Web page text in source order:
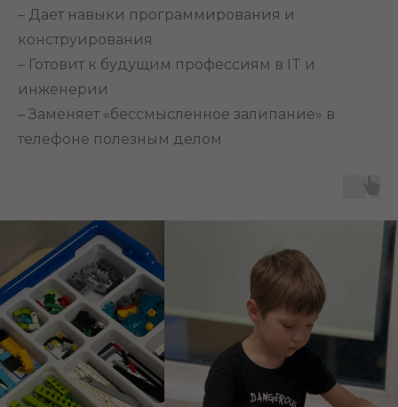
– Дает навыки программирования и
конструирования
– Готовит к будущим профессиям в IT и
инженерии
– Заменяет «бессмысленное залипание» в
телефоне полезным делом